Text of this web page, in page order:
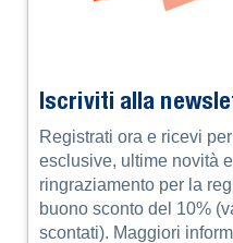
Iscriviti alla
Registrati ora e ricevi
esclusive, ultime novità
ringraziamento per la
buono sconto del 10%
scontati). Maggiori